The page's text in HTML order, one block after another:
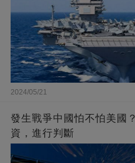
2024/05/21
發生戰爭中國怕不怕美國
資，進行判斷